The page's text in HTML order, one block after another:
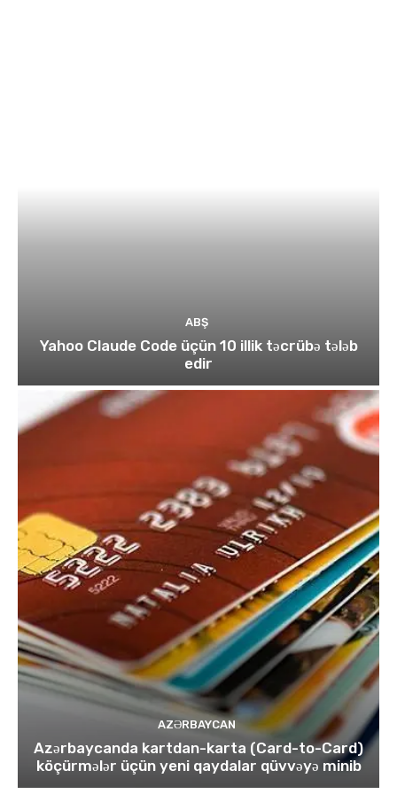
ABŞ
Yahoo Claude Code üçün 10 illik təcrübə tələb
edir
AZƏRBAYCAN
Azərbaycanda kartdan-karta (Card-to-Card)
köçürmələr üçün yeni qaydalar qüvvəyə minib